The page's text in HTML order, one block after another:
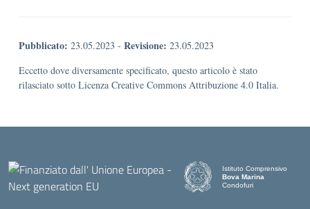
Pubblicato: 23.05.2023 - Revisione: 23.05.2023
Eccetto dove diversamente specificato, questo articolo è stato
rilasciato sotto Licenza Creative Commons Attribuzione 4.0 Italia.
Istituto Comprensivo
Bova Marina
Condofuri